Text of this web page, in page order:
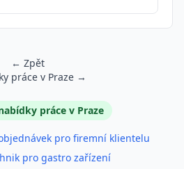
← Zpět
práce v Praze →
práce v Praze
pro firemní klientelu
pro gastro zařízení